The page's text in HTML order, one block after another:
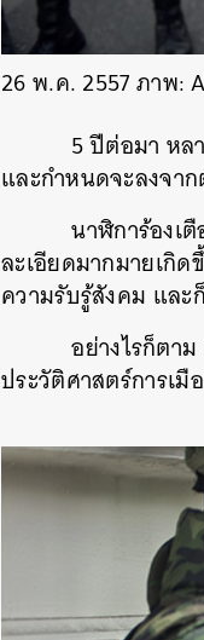
26 พ.ค. 2557 ภาพ:
5 ปีต่อมา หลายค
และกำหนดจะลงจา
นาฬิการ้องเตือน
ละเอียดมากมายเกิ
ความรับรู้สังคม และ
อย่างไรก็ตาม เร
ประวัติศาสตร์การเมื